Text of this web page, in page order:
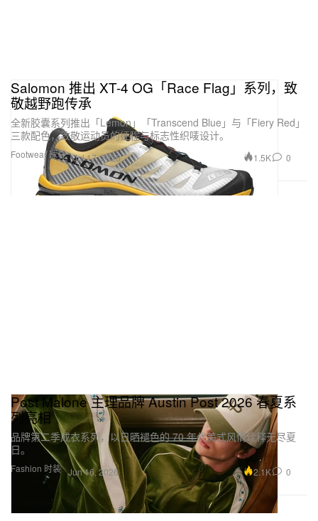
Footwear 球鞋
Salomon 推出 XT-4 OG「Race Flag」系列，致
敬越野跑传承
全新胶囊系列推出「Lemon」「Transcend Blue」与「Fiery Red」
三款配色，致敬运动员的征程与标志性织唛设计。
Jul 17, 2026 1.5K 0
Fashion 时装
Post Malone 主理品牌 Austin Post 2026 春夏系
列亮相
品牌第二季成衣系列，以日晒褪色的 70 年代美式风情诠释无尽夏
日。
Jun 16, 2026 2.1K 0